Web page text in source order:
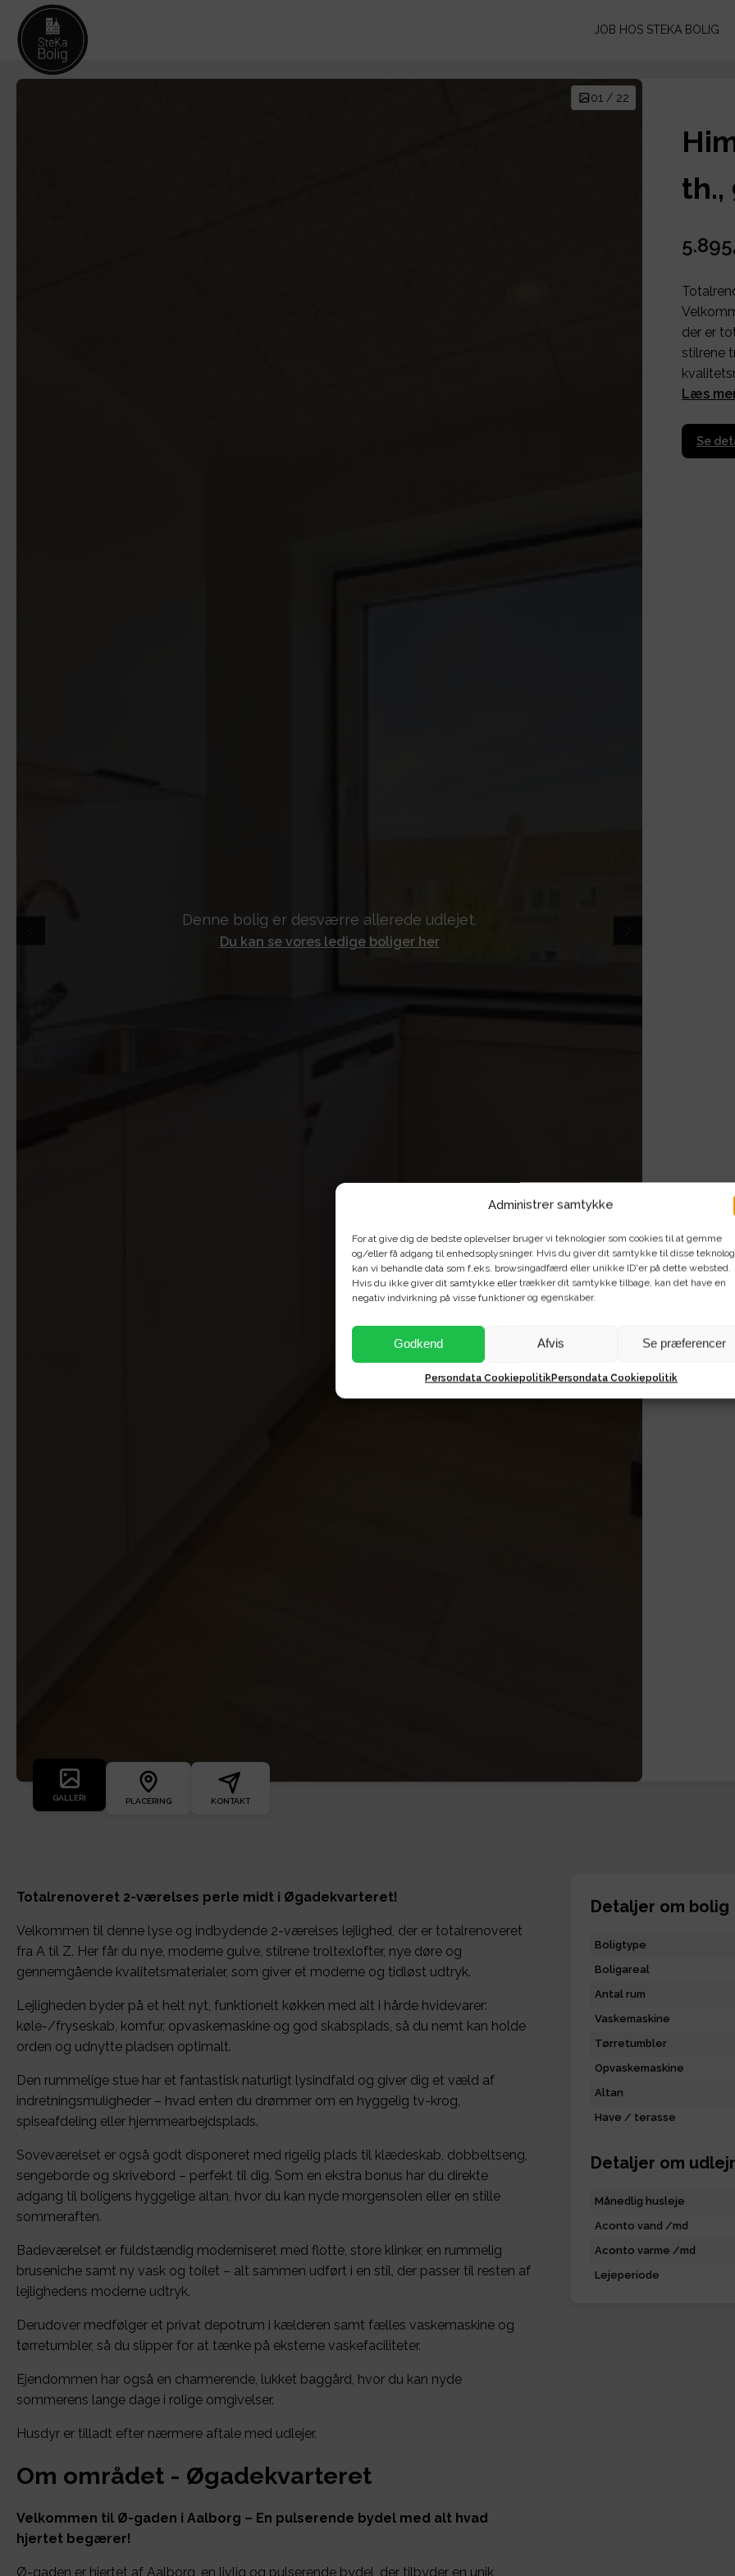
Administrer samtykke
For at give dig de bedste oplevelser bruger vi teknologier som cookies til at gemme
og/eller få adgang til enhedsoplysninger. Hvis du giver dit samtykke til disse
kan vi behandle data som f.eks. browsingadfærd eller unikke ID'er på dette websted.
Hvis du ikke giver dit samtykke eller trækker dit samtykke tilbage, kan det have en
negativ indvirkning på visse funktioner og egenskaber.
Godkend Afvis Se præferencer
Persondata CookiepolitikPersondata Cookiepolitik
JOB HOS STEKA BOLIG
Denne bolig er desværre allerede udlejet.
Du kan se vores ledige boliger her
01 / 22
GALLERI PLACERING KONTAKT
th.,
der er
stilrene
Læs
Se
Totalrenoveret 2-værelses perle midt i Øgadekvarteret!
Velkommen til denne lyse og indbydende 2-værelses lejlighed, der er totalrenoveret
fra A til Z. Her får du nye, moderne gulve, stilrene troltexlofter, nye døre og
gennemgående kvalitetsmaterialer, som giver et moderne og tidløst udtryk.
Lejligheden byder på et helt nyt, funktionelt køkken med alt i hårde hvidevarer:
køle-/fryseskab, komfur, opvaskemaskine og god skabsplads, så du nemt kan holde
orden og udnytte pladsen optimalt.
Den rummelige stue har et fantastisk naturligt lysindfald og giver dig et væld af
indretningsmuligheder – hvad enten du drømmer om en hyggelig tv-krog,
spiseafdeling eller hjemmearbejdsplads.
Soveværelset er også godt disponeret med rigelig plads til klædeskab, dobbeltseng,
sengeborde og skrivebord – perfekt til dig. Som en ekstra bonus har du direkte
adgang til boligens hyggelige altan, hvor du kan nyde morgensolen eller en stille
sommeraften.
Badeværelset er fuldstændig moderniseret med flotte, store klinker, en rummelig
bruseniche samt ny vask og toilet – alt sammen udført i en stil, der passer til resten af
lejlighedens moderne udtryk.
Derudover medfølger et privat depotrum i kælderen samt fælles vaskemaskine og
tørretumbler, så du slipper for at tænke på eksterne vaskefaciliteter.
Ejendommen har også en charmerende, lukket baggård, hvor du kan nyde
sommerens lange dage i rolige omgivelser.
Husdyr er tilladt efter nærmere aftale med udlejer.
Om området - Øgadekvarteret
Velkommen til Ø-gaden i Aalborg – En pulserende bydel med alt hvad
hjertet begærer!
Ø-gaden er hjertet af Aalborg, en livlig og pulserende bydel, der tilbyder en unik
Detaljer om bolig
Boligtype
Boligareal
Antal rum
Vaskemaskine
Tørretumbler
Opvaskemaskine
Altan
Have / terasse
Detaljer om
Månedlig husleje
Aconto vand /md
Aconto varme /md
Lejeperiode